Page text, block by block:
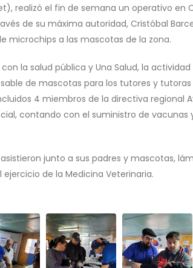
realizó el fin de semana un operativo en
de su máxima autoridad, Cristóbal
microchips a las mascotas de la zona.
la salud pública y Una Salud, la actividad
de mascotas para los tutores y tutoras
4 miembros de la directiva regional
contando con el suministro de vacunas
junto a sus padres y mascotas,
de la Medicina Veterinaria.